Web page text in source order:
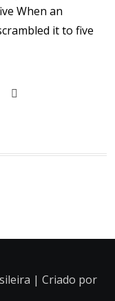
When an
it to five
| Criado por